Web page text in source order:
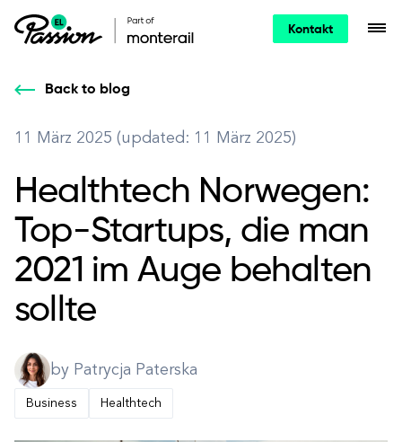
Kontakt
Back to blog
11 März 2025 (updated: 11 März 2025)
Healthtech Norwegen:
Top-Startups, die man
2021 im Auge behalten
sollte
by Patrycja Paterska
Business Healthtech